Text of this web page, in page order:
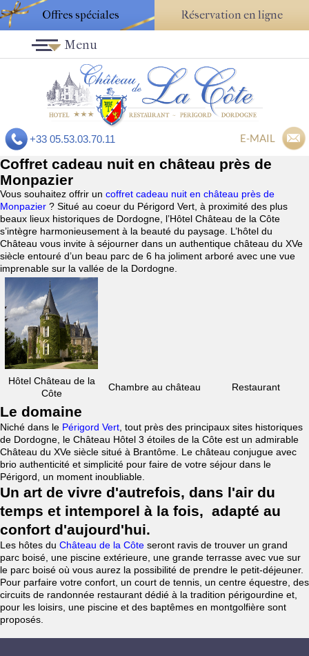
Offres spéciales Réservation en ligne
+33 05.53.03.70.11 E-MAIL
Menu
Coffret cadeau nuit en château près de
Monpazier
Vous souhaitez offrir un coffret cadeau nuit en château près de
Monpazier ? Situé au coeur du Périgord Vert, à proximité des plus
beaux lieux historiques de Dordogne, l’Hôtel Château de la Côte
s’intègre harmonieusement à la beauté du paysage. L’hôtel du
Château vous invite à séjourner dans un authentique château du XVe
siècle entouré d’un beau parc de 6 ha joliment arboré avec une vue
imprenable sur la vallée de la Dordogne.
Hôtel Château de la
Côte
Chambre au château Restaurant
Le domaine
Niché dans le Périgord Vert , tout près des principaux sites historiques
de Dordogne, le Château Hôtel 3 étoiles de la Côte est un admirable
Château du XVe siècle situé à Brantôme. Le château conjugue avec
brio authenticité et simplicité pour faire de votre séjour dans le
Périgord, un moment inoubliable.
Un art de vivre d'autrefois, dans l'air du
temps et intemporel à la fois, adapté au
confort d'aujourd'hui.
Les hôtes du Château de la Côte seront ravis de trouver un grand
parc boisé, une piscine extérieure, une grande terrasse avec vue sur
le parc boisé où vous aurez la possibilité de prendre le petit-déjeuner.
Pour parfaire votre confort, un court de tennis, un centre équestre, des
circuits de randonnée restaurant dédié à la tradition périgourdine et,
pour les loisirs, une piscine et des baptêmes en montgolfière sont
proposés.